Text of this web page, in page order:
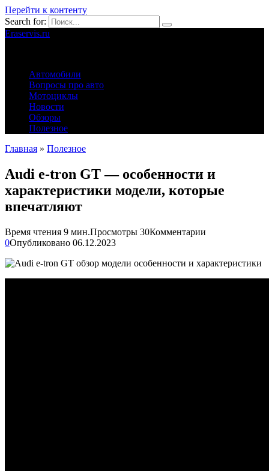
Перейти к контенту
Search for:
Eraservis.ru
Автомобили
Вопросы про авто
Мотоциклы
Новости
Обзоры
Полезное
Главная » Полезное
Audi e-tron GT — особенности и
характеристики модели, которые
впечатляют
Время чтения 9 мин.Просмотры 30Комментарии
0Опубликовано 06.12.2023